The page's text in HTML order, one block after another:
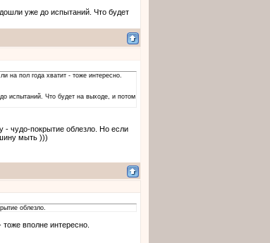
уже до испытаний. Что будет
на пол года хватит - тоже интересно.
испытаний. Что будет на выходе, и потом
чудо-покрытие облезло. Но если
мыть )))
облезло.
вполне интересно.